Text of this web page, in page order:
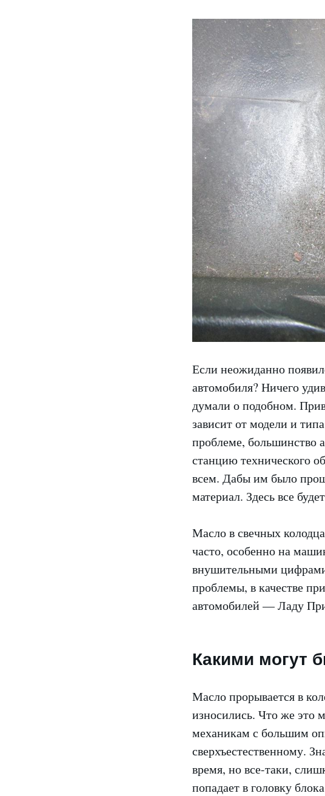
Если неожиданно
автомобиля? Ничего
думали о подобном.
зависит от модели и
проблеме, большинство
станцию технического
всем. Дабы им было
материал. Здесь все
Масло в свечных
часто, особенно на
внушительными
проблемы, в качестве
автомобилей — Ладу
Какими могут
Масло прорывается в
износились. Что же это
механикам с большим
сверхъестественному.
время, но все-таки,
попадает в головку